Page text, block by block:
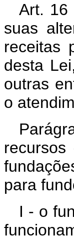
Art. 16
suas
receitas
desta
outras
o
para
I - o